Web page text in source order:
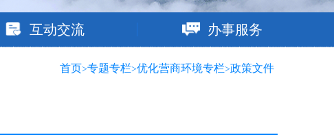
互动交流 办事服务
首页>专题专栏>优化营商环境专栏>政策文件